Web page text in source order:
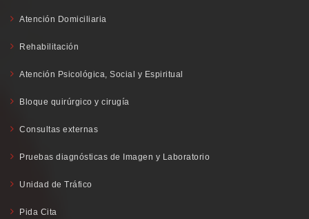
Atención Domiciliaria
Rehabilitación
Atención Psicológica, Social y Espiritual
Bloque quirúrgico y cirugía
Consultas externas
Pruebas diagnósticas de Imagen y Laboratorio
Unidad de Tráfico
Pida Cita